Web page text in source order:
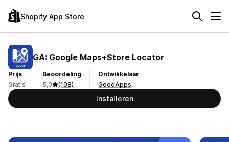
Shopify App Store
GA: Google Maps+Store Locator
Prijs
Gratis
Beoordeling
5,0
(108)
Ontwikkelaar
GoodApps
Installeren